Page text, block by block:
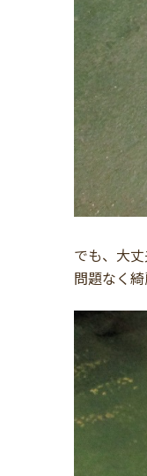
でも、大丈
問題なく